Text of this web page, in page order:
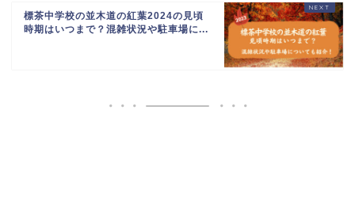
標茶中学校の並木道の紅葉2024の見頃
時期はいつまで？混雑状況や駐車場に...